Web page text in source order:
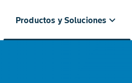
Productos y Soluciones keyboard_arrow_down